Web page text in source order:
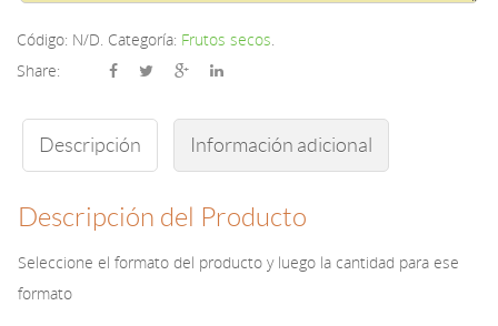
Código: N/D. Categoría: Frutos secos.
Share:
Descripción Información adicional
Descripción del Producto
Seleccione el formato del producto y luego la cantidad para ese
formato